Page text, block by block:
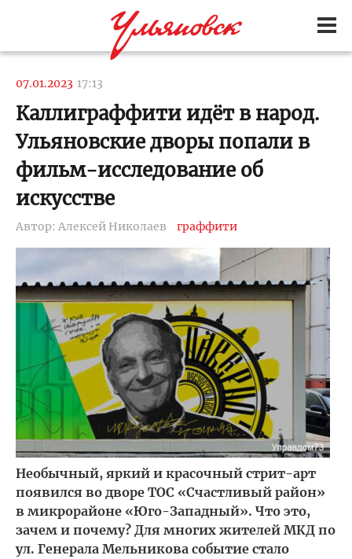
07.01.2023 17:13
Каллиграффити идёт в народ.
Ульяновские дворы попали в
фильм-исследование об
искусстве
Автор: Алексей Николаев граффити
Необычный, яркий и красочный стрит-арт
появился во дворе ТОС «Счастливый район»
в микрорайоне «Юго-Западный». Что это,
зачем и почему? Для многих жителей МКД по
ул. Генерала Мельникова событие стало